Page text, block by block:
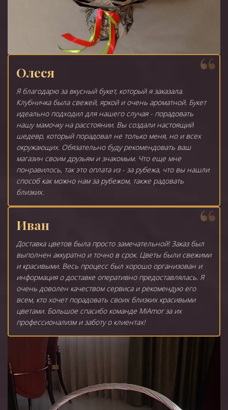
Олеся
Я благодарю за вкусный букет, который я заказала.
Клубничка была свежей, яркой и очень ароматной. Букет
идеально подходил для нашего случая - порадовать
нашу мамочку на расстоянии. Вы создали настоящий
шедевр, который порадовал не только меня, но и всех
окружающих. Обязательно буду рекомендовать ваш
магазин своим друзьям и знакомым. Что еще мне
понравилось, так это оплата из - за рубежа, что вы нашли
способ как можно нам за рубежом, также радовать
близких.
Иван
Доставка цветов была просто замечательной! Заказ был
выполнен аккуратно и точно в срок. Цветы были свежими
и красивыми. Весь процесс был хорошо организован и
информация о доставке оперативно предоставлялась. Я
очень доволен качеством сервиса и рекомендую его
всем, кто хочет порадовать своих близких красивыми
цветами. Большое спасибо команде MiAmor за их
профессионализм и заботу о клиентах!